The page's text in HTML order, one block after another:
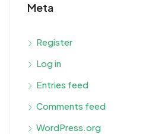
Meta
Register
Log in
Entries feed
Comments feed
WordPress.org